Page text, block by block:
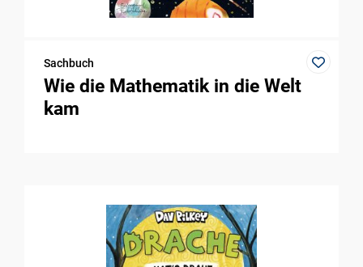
Sachbuch
Wie die Mathematik in die Welt
kam